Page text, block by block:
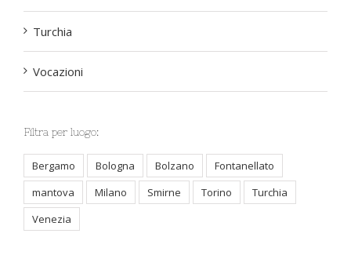
Turchia
Vocazioni
Filtra per luogo:
Bergamo Bologna Bolzano
Fontanellato
mantova
Milano Smirne Torino
Turchia
Venezia